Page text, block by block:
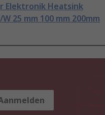
Elektronik Heatsink
W 25 mm 100 mm 200mm